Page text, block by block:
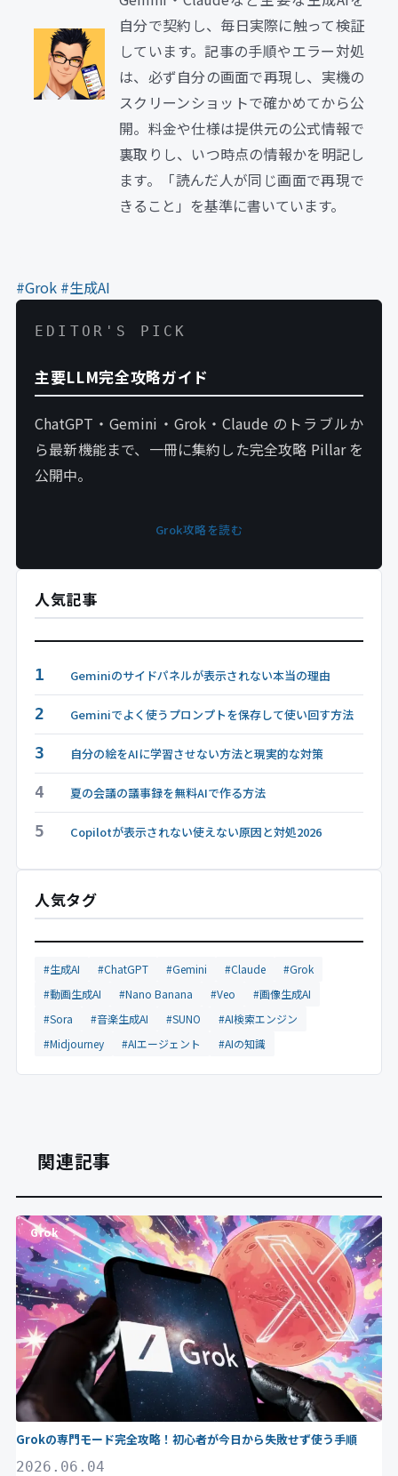
自分で契約し、毎日実際に触って検証
しています。記事の手順やエラー対処
は、必ず自分の画面で再現し、実機の
スクリーンショットで確かめてから公
開。料金や仕様は提供元の公式情報で
裏取りし、いつ時点の情報かを明記し
ます。「読んだ人が同じ画面で再現で
きること」を基準に書いています。
#Grok #生成AI
EDITOR'S PICK
主要LLM完全攻略ガイド
ChatGPT・Gemini・Grok・Claude のトラブルか
ら最新機能まで、一冊に集約した完全攻略 Pillar を
公開中。
Grok攻略を読む
人気記事
1 Geminiのサイドパネルが表示されない本当の理由
2 Geminiでよく使うプロンプトを保存して使い回す方法
3 自分の絵をAIに学習させない方法と現実的な対策
4 夏の会議の議事録を無料AIで作る方法
5 Copilotが表示されない使えない原因と対処2026
人気タグ
#生成AI #ChatGPT #Gemini #Claude
#Grok
#動画生成AI
#Nano Banana #Veo
#画像生成AI
#Sora
#音楽生成AI #SUNO
#AI検索エンジン
#Midjourney
#AIエージェント #AIの知識
関連記事
Grok
Grokの専門モード完全攻略！初心者が今日から失敗せず使う手順
2026.06.04